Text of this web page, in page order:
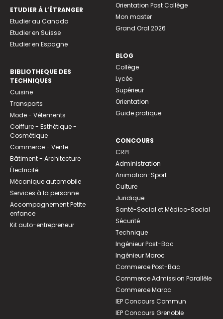
ETUDIER À L’ÉTRANGER
Etudier au Canada
Etudier en Suisse
Etudier en Espagne
BIBLIOTHEQUE DES
TECHNIQUES
Cuisine
Transports
Mode - Vêtements
Coiffure - Esthétique -
Cosmétique
Commerce - Vente
Bâtiment - Architecture
Électricité
Mécanique automobile
Services à la personne
Accompagnement Petite
enfance
Kit auto-entrepreneur
Orientation Post Collège
Mon master
Grand Oral 2026
BLOG
Collège
Lycée
Supérieur
Orientation
Guide pratique
CONCOURS
CRPE
Administration
Animation-Sport
Culture
Juridique
Santé-Social et Médico-Social
Sécurité
Technique
Ingénieur Post-Bac
Ingénieur Maroc
Commerce Post-Bac
Commerce Admission Parallèle
Commerce Maroc
IEP Concours Commun
IEP Concours Grenoble